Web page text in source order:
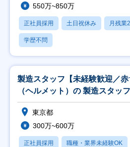
550万~850万
正社員採用 土日祝休み 月残業
学歴不問
製造スタッフ【未経験歓迎／
（ヘルメット）の 製造スタッフ
東京都
300万~600万
正社員採用 職種・業界未経験OK